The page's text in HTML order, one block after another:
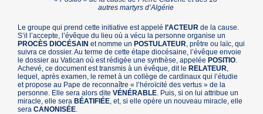
autres martyrs d’Algérie
Le groupe qui prend cette initiative est appelél’ACTEURde la cause.
S’il l’accepte, l’évêque du lieu où a vécu la personne organise un
PROCÈS DIOCÉSAIN et nomme unPOSTULATEUR , prêtre ou laïc, qui
suivra ce dossier. Au terme de cette étape diocésaine, l’évêque envoie
le dossier au Vatican où est rédigée une synthèse, appeléePOSITIO
Achevé, ce document est transmis à un évêque, dit leRELATEUR
lequel, après examen, le remet à un collège de cardinaux qui l’étudie
et propose au Pape de reconnaître « l’héroïcité des vertus » de la
personne. Elle sera alors diteVÉNÉRABLE . Puis, si on lui attribue un
miracle, elle seraBÉATIFIÉE , et, si elle opère un nouveau miracle, elle
seraCANONISÉE